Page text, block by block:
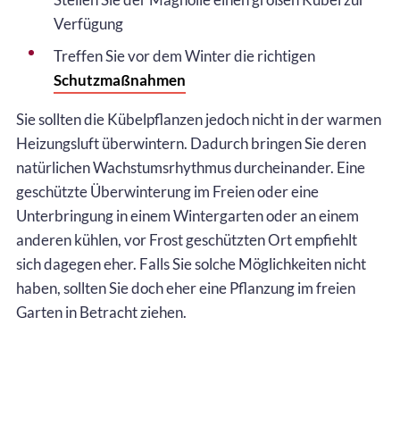
Verfügung
Treffen Sie vor dem Winter die richtigen
Schutzmaßnahmen
Sie sollten die Kübelpflanzen jedoch nicht in der warmen
Heizungsluft überwintern. Dadurch bringen Sie deren
natürlichen Wachstumsrhythmus durcheinander. Eine
geschützte Überwinterung im Freien oder eine
Unterbringung in einem Wintergarten oder an einem
anderen kühlen, vor Frost geschützten Ort empfiehlt
sich dagegen eher. Falls Sie solche Möglichkeiten nicht
haben, sollten Sie doch eher eine Pflanzung im freien
Garten in Betracht ziehen.